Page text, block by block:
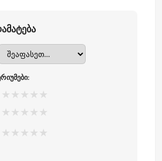
★ ★ ★ ★ ★
★ ★ ★ ★ ★
★ ★ ★ ★ ★